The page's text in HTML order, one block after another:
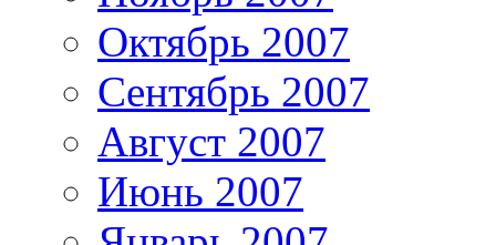
Октябрь 2007
Сентябрь 2007
Август 2007
Июнь 2007